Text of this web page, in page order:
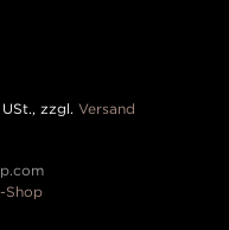
zzgl. Versand
Shop